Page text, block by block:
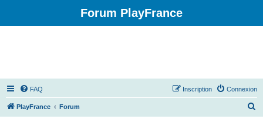
Forum PlayFrance
FAQ Connexion
Inscription
PlayFrance Forum